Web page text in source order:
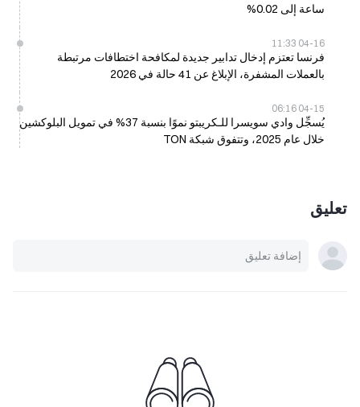
ساعة إلى 0.02%
04-16 11:33
فرنسا تعتزم إدخال تدابير جديدة لمكافحة اختطافات مرتبطة
بالعملات المشفرة، الإبلاغ عن 41 حالة في 2026
04-15 06:16
يُسجِّل وادي سويسرا للـكريبتو نموًا بنسبة 37% في تمويل البلوكشين
خلال عام 2025، وتتفوق شبكة TON
تعليق